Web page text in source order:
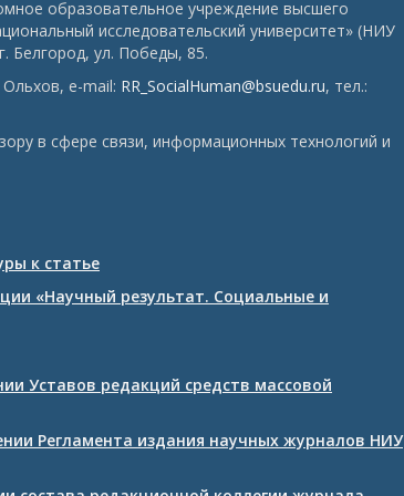
образовательное учреждение высшего
исследовательский университет» (НИУ
Белгород, ул. Победы, 85.
e-mail: RR_SocialHuman@bsuedu.ru, тел.:
в сфере связи, информационных технологий и
к статье
«Научный результат. Социальные и
Уставов редакций средств массовой
Регламента издания научных журналов НИУ